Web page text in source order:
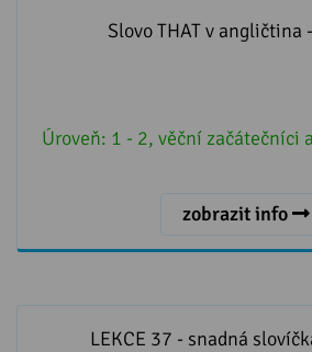
Slovo THAT v angličtina
Úroveň: 1 - 2, věční začátečníci
zobrazit info
LEKCE 37 - snadná